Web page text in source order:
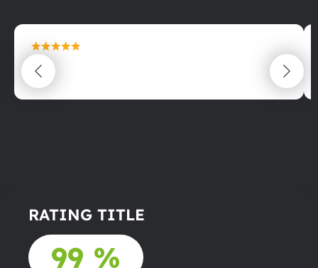
maximální spokojenost
22.06.2025
RATING TITLE
99 %